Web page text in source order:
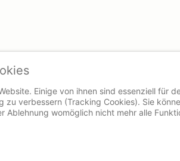
Einige von ihnen sind essenziell für
zu verbessern (Tracking Cookies). Sie
Ablehnung womöglich nicht mehr alle